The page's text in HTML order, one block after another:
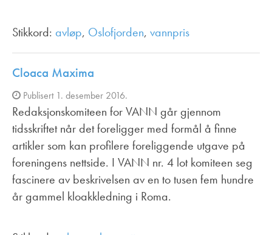
Stikkord: avløp, Oslofjorden, vannpris
Cloaca Maxima
Publisert 1. desember 2016.
Redaksjonskomiteen for VANN går gjennom
tidsskriftet når det foreligger med formål å finne
artikler som kan profilere foreliggende utgave på
foreningens nettside. I VANN nr. 4 lot komiteen seg
fascinere av beskrivelsen av en to tusen fem hundre
år gammel kloakkledning i Roma.